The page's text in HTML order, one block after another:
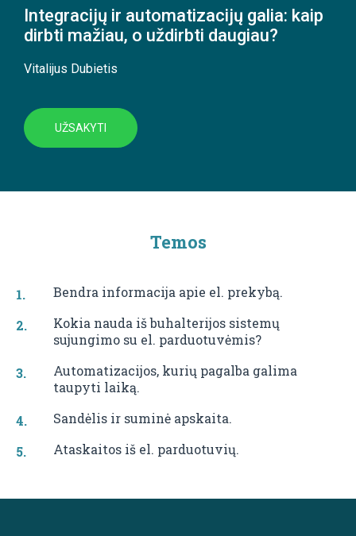
Integracijų ir automatizacijų galia: kaip
dirbti mažiau, o uždirbti daugiau?
Vitalijus Dubietis
UŽSAKYTI
Temos
Bendra informacija apie el. prekybą.
Kokia nauda iš buhalterijos sistemų
sujungimo su el. parduotuvėmis?
Automatizacijos, kurių pagalba galima
taupyti laiką.
Sandėlis ir suminė apskaita.
Ataskaitos iš el. parduotuvių.